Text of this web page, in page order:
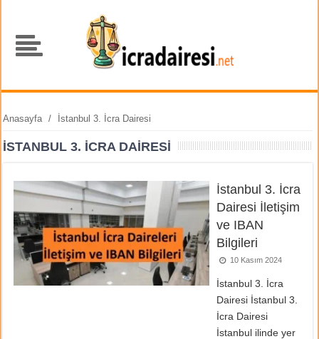
Anasayfa / İstanbul 3. İcra Dairesi
İSTANBUL 3. İCRA DAIRESI
İstanbul 3. İcra
Dairesi İletişim
ve IBAN
Bilgileri
10 Kasım 2024
İstanbul 3. İcra
Dairesi İstanbul 3.
İcra Dairesi
İstanbul ilinde yer